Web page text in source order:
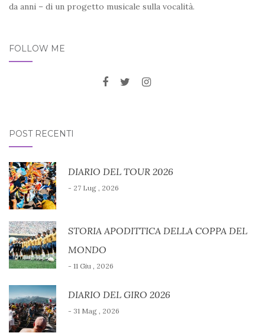
da anni – di un progetto musicale sulla vocalità.
FOLLOW ME
POST RECENTI
DIARIO DEL TOUR 2026
- 27 Lug , 2026
STORIA APODITTICA DELLA COPPA DEL
MONDO
- 11 Giu , 2026
DIARIO DEL GIRO 2026
- 31 Mag , 2026